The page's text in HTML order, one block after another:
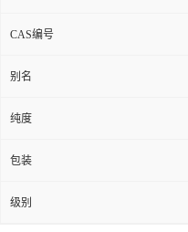
CAS编号
别名
纯度
包装
级别